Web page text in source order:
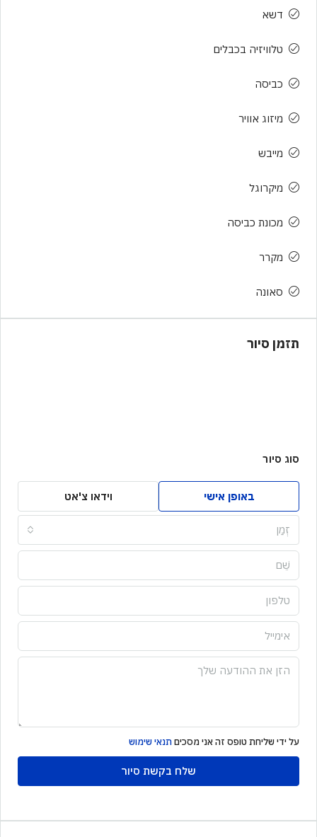
דשא
טלוויזיה בכבלים
כביסה
מיזוג אוויר
מייבש
מיקרוגל
מכונת כביסה
מקרר
סאונה
תזמן סיור
סוג סיור
באופן אישי וידאו צ'אט
זְמַן
על ידי שליחת טופס זה אני מסכיםתנאי שימוש
שלח בקשת סיור